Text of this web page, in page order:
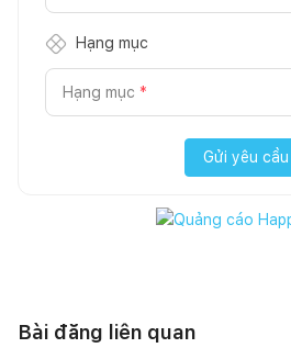
Hạng mục
Hạng mục *
Gửi yêu cầu
Bài đăng liên quan